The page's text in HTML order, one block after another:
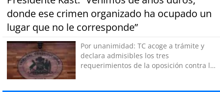
donde ese crimen organizado ha ocupado un
lugar que no le corresponde”
Por unanimidad: TC acoge a trámite y
declara admisibles los tres
requerimientos de la oposición contra la